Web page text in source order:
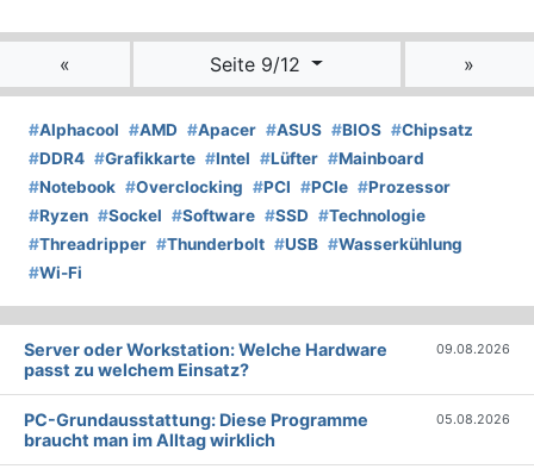
« Seite 9/12 »
#Alphacool #AMD #Apacer #ASUS #BIOS #Chipsatz
#DDR4 #Grafikkarte #Intel #Lüfter #Mainboard
#Notebook #Overclocking #PCI #PCIe #Prozessor
#Ryzen #Sockel #Software #SSD #Technologie
#Threadripper #Thunderbolt #USB #Wasserkühlung
#Wi-Fi
Server oder Workstation: Welche Hardware
passt zu welchem Einsatz?
09.08.2026
PC-Grundausstattung: Diese Programme
braucht man im Alltag wirklich
05.08.2026